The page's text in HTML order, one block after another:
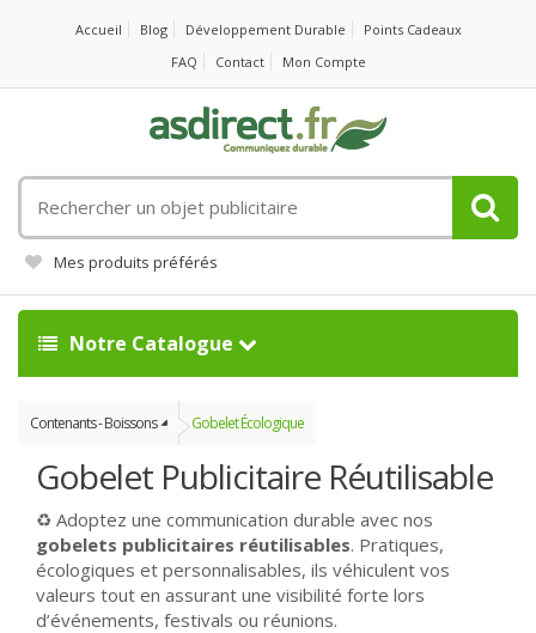
Accueil Blog Développement Durable
Points Cadeaux
FAQ
Contact Mon Compte
un
objet
publicitaire
Mes produits préférés
Notre Catalogue
Contenants - Boissons Gobelet Écologique
Gobelet Publicitaire Réutilisable
♻️ Adoptez une communication durable avec nos
gobelets publicitaires réutilisables. Pratiques,
écologiques et personnalisables, ils véhiculent vos
valeurs tout en assurant une visibilité forte lors
d’événements, festivals ou réunions.